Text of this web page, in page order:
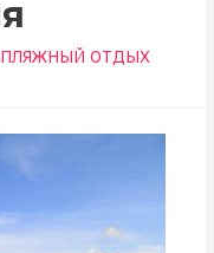
ПЛЯЖНЫЙ ОТДЫХ